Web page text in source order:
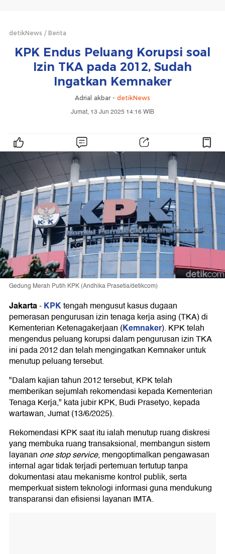
detikNews Berita
KPK Endus Peluang Korupsi soal
Izin TKA pada 2012, Sudah
Ingatkan Kemnaker
Adrial akbar - detikNews
Jumat, 13 Jun 2025 14:16 WIB
Gedung Merah Putih KPK (Andhika Prasetia/detikcom)
Jakarta-KPKtengah mengusut kasus dugaan
pemerasan pengurusan izin tenaga kerja asing (TKA) di
Kementerian Ketenagakerjaan (Kemnaker). KPK telah
mengendus peluang korupsi dalam pengurusan izin TKA
ini pada 2012 dan telah mengingatkan Kemnaker untuk
menutup peluang tersebut.
"Dalam kajian tahun 2012 tersebut, KPK telah
memberikan sejumlah rekomendasi kepada Kementerian
Tenaga Kerja," kata jubir KPK, Budi Prasetyo, kepada
wartawan, Jumat (13/6/2025).
Rekomendasi KPK saat itu ialah menutup ruang diskresi
yang membuka ruang transaksional, membangun sistem
layanan one stop service, mengoptimalkan pengawasan
internal agar tidak terjadi pertemuan tertutup tanpa
dokumentasi atau mekanisme kontrol publik, serta
memperkuat sistem teknologi informasi guna mendukung
transparansi dan efisiensi layanan IMTA.